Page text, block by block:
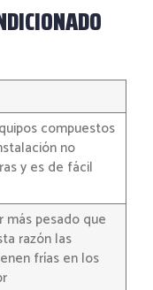
compuestos
no
y es de fácil
pesado que
razón las
frías en los